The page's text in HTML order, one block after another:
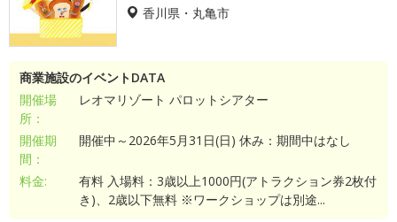
香川県・丸亀市
商業施設のイベントDATA
開催場
所：
レオマリゾート パロットシアター
開催期
間：
開催中～2026年5月31日(日) 休み：期間中はなし
料金:
有料 入場料：3歳以上1000円(アトラクション券2枚付
き)、2歳以下無料 ※ワークショップは別途...